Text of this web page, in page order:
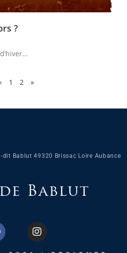
?
1 2 »
dit Bablut 49320 Brissac Loire Aubance
Bablut